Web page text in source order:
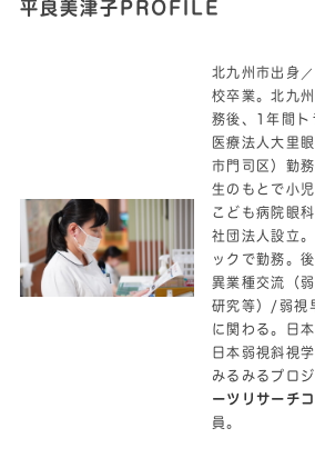
平良美津子PROFILE
北九州市出身
校卒業。北九
務後、1年間ト
医療法人大里
市門司区）勤
生のもとで小
こども病院眼
社団法人設立
ックで勤務。
異業種交流（
研究等）/弱視
に関わる。日
日本弱視斜視
みるみるプロ
ーツリサーチ
員。